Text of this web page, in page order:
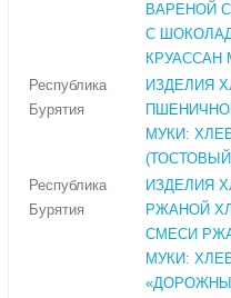
ВАРЕНОЙ
С
КРУАССАН
Республика
Бурятия
ИЗДЕЛИЯ
МУКИ:
Республика
Бурятия
ИЗДЕЛИЯ
РЖАНОЙ
СМЕСИ
МУКИ: